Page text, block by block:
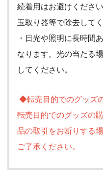
続着用はお避けくださ
玉取り器等で除去してく
・日光や照明に長時間
なります。光の当たる
してください。
◆転売目的でのグッズ
転売目的でのグッズの
品の取引をお断りする
ご了承ください。